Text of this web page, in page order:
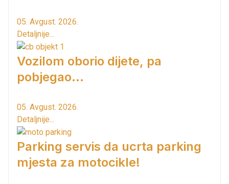
05. Avgust. 2026.
Detaljnije...
Vozilom oborio dijete, pa
pobjegao...
05. Avgust. 2026.
Detaljnije...
Parking servis da ucrta parking
mjesta za motocikle!